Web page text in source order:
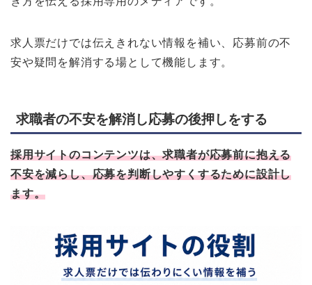
求人票だけでは伝えきれない情報を補い、応募前の不
安や疑問を解消する場として機能します。
求職者の不安を解消し応募の後押しをする
採用サイトのコンテンツは、求職者が応募前に抱える
不安を減らし、応募を判断しやすくするために設計し
ます。